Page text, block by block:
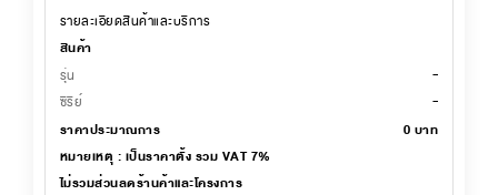
รายละเอียดสินค้าและบริการ
สินค้า
รุ่น -
ซีรีย์
-
ราคาประมาณการ
0 บาท
หมายเหตุ : เป็นราคาตั้ง รวม VAT 7%
ไม่รวมส่วนลดร้านค้าและโครงการ